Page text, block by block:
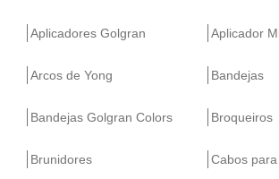
Aplicadores Golgran Aplicador
Arcos de Yong Bandejas
Bandejas Golgran Colors Broqueiros
Brunidores Cabos